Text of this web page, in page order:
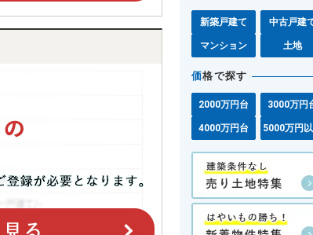
新築戸建て 中古戸建
マンション 土地
価格で探す
2000万円台 3000万円
4000万円台 5000万円